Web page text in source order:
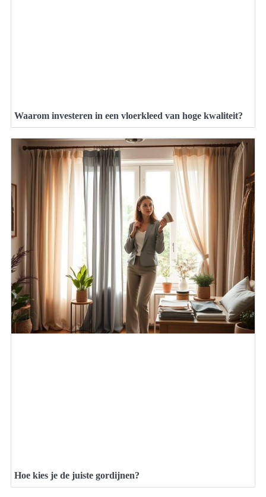
Waarom investeren in een vloerkleed van hoge kwaliteit?
Hoe kies je de juiste gordijnen?